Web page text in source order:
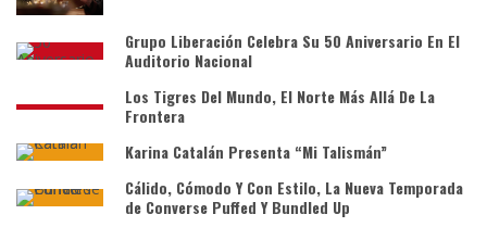
Grupo Liberación Celebra Su 50 Aniversario En El
Auditorio Nacional
Los Tigres Del Mundo, El Norte Más Allá De La
Frontera
Karina Catalán Presenta “Mi Talismán”
Cálido, Cómodo Y Con Estilo, La Nueva Temporada
de Converse Puffed Y Bundled Up